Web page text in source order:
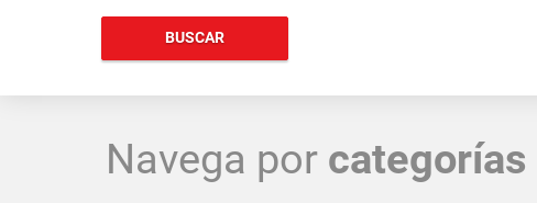
BUSCAR
Navega por categorías